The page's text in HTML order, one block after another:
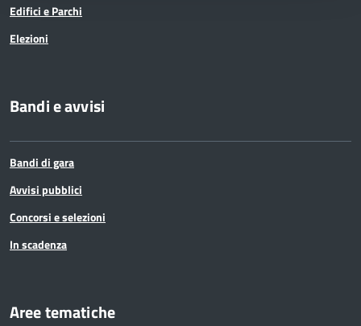
Edifici e Parchi
Elezioni
Bandi e avvisi
Bandi di gara
Avvisi pubblici
Concorsi e selezioni
In scadenza
Aree tematiche